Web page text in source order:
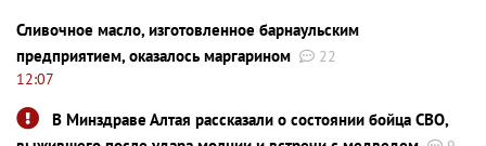
Сливочное масло, изготовленное барнаульским
предприятием, оказалось маргарином
22
12:07
В Минздраве Алтая рассказали о состоянии бойца СВО,